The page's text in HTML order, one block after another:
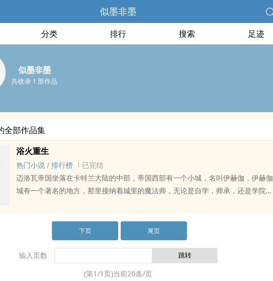
似墨非墨
分类 排行 搜索 足迹
似墨非墨
共收录 1 部作品
全部作品集
浴火重生
热门小说 / 排行榜
已完结
迈洛瓦帝国坐落在卡特兰大陆的中部，帝国西部有一个小城，名叫伊赫伽，伊赫伽
城有一个著名的地方，那里接纳着城里的魔法师，无论是自学，师承，还是学院统
下页 尾页
输入页数
(第1/1页)当前20条/页